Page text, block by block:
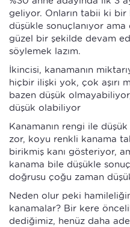
geliyor. Onların tabii ki bir
düşükle sonuçlanıyor
güzel bir şekilde devam
söylemek lazım.
İkincisi, kanamanın
hiçbir ilişki yok, çok aşırı
bazen düşük
düşük olabiliyor
Kanamanın rengi ile
zor, koyu renkli kanama
birikmiş kanı gösteriyor,
kanama bile düşükle
doğrusu çoğu zaman
Neden olur peki
kanamalar? Bir kere
dediğimiz, henüz daha